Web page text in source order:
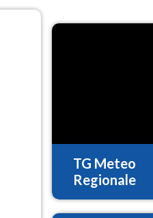
TG Meteo
Regionale